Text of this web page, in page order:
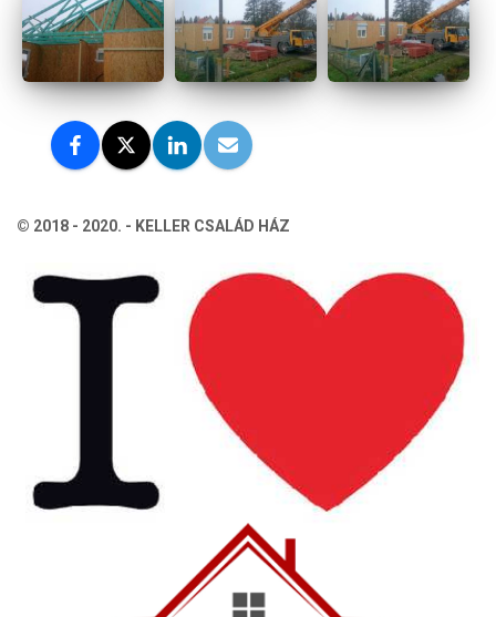
© 2018 - 2020. - KELLER CSALÁD HÁZ